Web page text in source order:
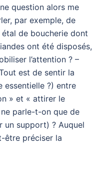
question alors me
par exemple, de
étal de boucherie dont
ont été disposés,
l’attention ? –
est de sentir la
essentielle ?) entre
» et « attirer le
parle-t-on que de
un support) ? Auquel
être préciser la